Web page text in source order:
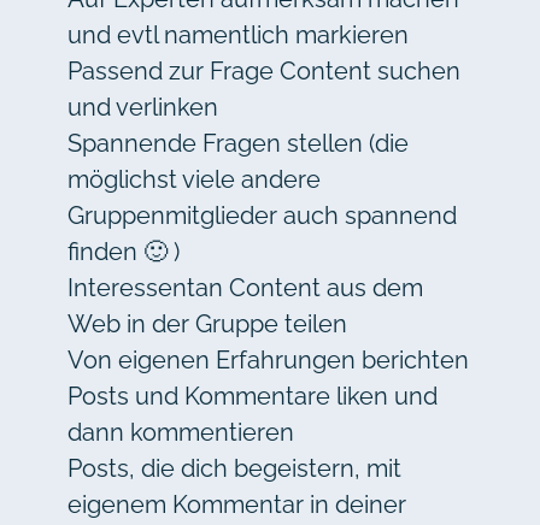
und evtl namentlich markieren
Passend zur Frage Content suchen
und verlinken
Spannende Fragen stellen (die
möglichst viele andere
Gruppenmitglieder auch spannend
finden 🙂 )
Interessentan Content aus dem
Web in der Gruppe teilen
Von eigenen Erfahrungen berichten
Posts und Kommentare liken und
dann kommentieren
Posts, die dich begeistern, mit
eigenem Kommentar in deiner